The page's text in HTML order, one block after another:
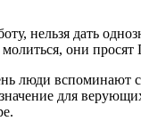
нельзя дать
они просят
люди
для